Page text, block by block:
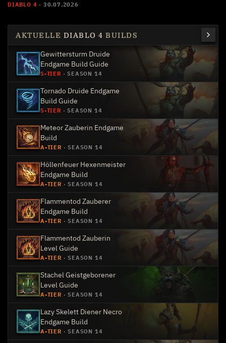
DIABLO 4 · 30.07.2026
AKTUELLE DIABLO 4 BUILDS
Gewittersturm Druide
Endgame Build Guide
S-TIER · SEASON 14
Tornado Druide Endgame
Build Guide
S-TIER · SEASON 14
Meteor Zauberin Endgame
Build
A-TIER · SEASON 14
Höllenfeuer Hexenmeister
Endgame Build
A-TIER · SEASON 14
Flammentod Zauberer
Endgame Build
A-TIER · SEASON 14
Flammentod Zauberin
Level Guide
A-TIER · SEASON 14
Stachel Geistgeborener
Level Guide
A-TIER · SEASON 14
Lazy Skelett Diener Necro
Endgame Build
A-TIER · SEASON 14